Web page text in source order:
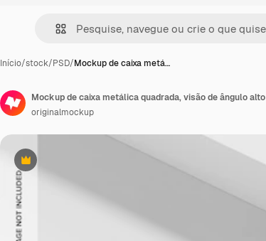
Início/stock/PSD/Mockup de caixa metá…
Premium
Mockup de caixa metálica quadrada, visão de ângulo alto
originalmockup